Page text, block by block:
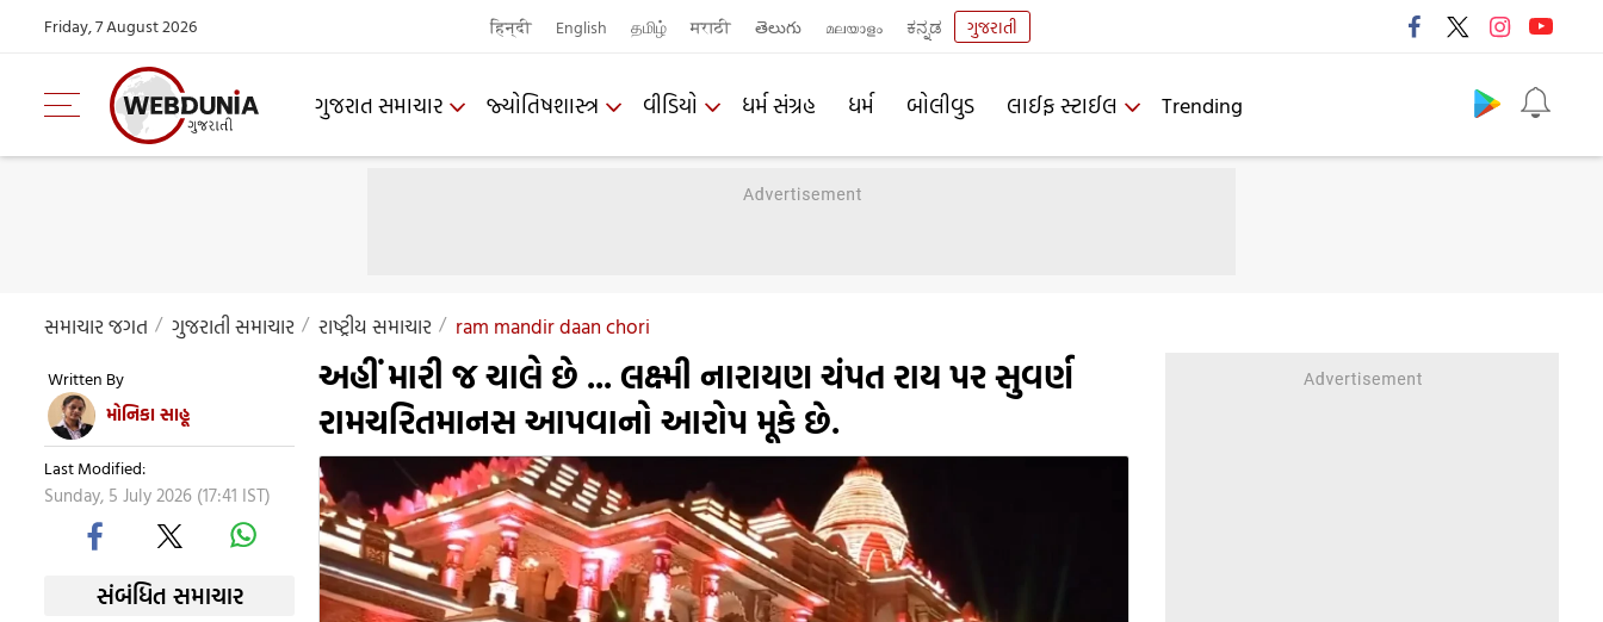
Friday, 7 August 2026 हिन्दी English தமிழ் मराठी తెలుగు മലയാളം ಕನ್ನಡ ગુજરાતી
ગુજરાત સમાચાર જ્યોતિષશાસ્ત્ર વીડિયો ધર્મ સંગ્રહ ધર્મ બોલીવુડ લાઈફ સ્ટાઈલ Trending
સમાચાર જગત ગુજરાતી સમાચાર રાષ્ટ્રીય સમાચાર ram mandir daan chori
Written By
મોનિકા સાહૂ
Last Modified:
Sunday, 5 July 2026 (17:41 IST)
સંબંધિત સમાચાર
અહીં મારી જ ચાલે છે ... લક્ષ્મી નારાયણ ચંપત રાય પર સુવર્ણ
રામચરિતમાનસ આપવાનો આરોપ મૂકે છે.